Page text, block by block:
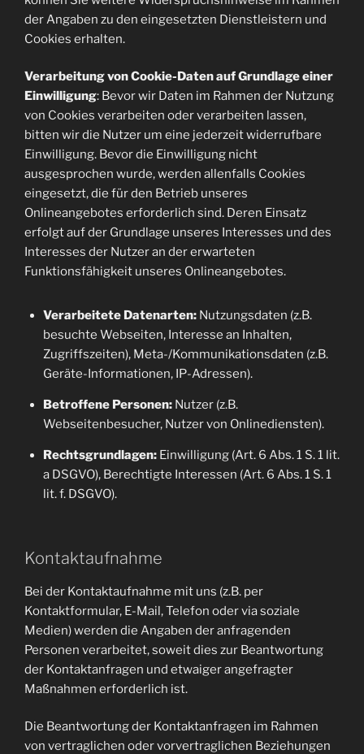
der Angaben zu den eingesetzten Dienstleistern und
Cookies erhalten.
Verarbeitung von Cookie-Daten auf Grundlage einer
Einwilligung: Bevor wir Daten im Rahmen der Nutzung
von Cookies verarbeiten oder verarbeiten lassen,
bitten wir die Nutzer um eine jederzeit widerrufbare
Einwilligung. Bevor die Einwilligung nicht
ausgesprochen wurde, werden allenfalls Cookies
eingesetzt, die für den Betrieb unseres
Onlineangebotes erforderlich sind. Deren Einsatz
erfolgt auf der Grundlage unseres Interesses und des
Interesses der Nutzer an der erwarteten
Funktionsfähigkeit unseres Onlineangebotes.
Verarbeitete Datenarten:Nutzungsdaten (z.B.
besuchte Webseiten, Interesse an Inhalten,
Zugriffszeiten), Meta-/Kommunikationsdaten (z.B.
Geräte-Informationen, IP-Adressen).
Betroffene Personen:Nutzer (z.B.
Webseitenbesucher, Nutzer von Onlinediensten).
Rechtsgrundlagen:Einwilligung (Art. 6 Abs. 1 S. 1 lit.
a DSGVO), Berechtigte Interessen (Art. 6 Abs. 1 S. 1
lit. f. DSGVO).
Kontaktaufnahme
Bei der Kontaktaufnahme mit uns (z.B. per
Kontaktformular, E-Mail, Telefon oder via soziale
Medien) werden die Angaben der anfragenden
Personen verarbeitet, soweit dies zur Beantwortung
der Kontaktanfragen und etwaiger angefragter
Maßnahmen erforderlich ist.
Die Beantwortung der Kontaktanfragen im Rahmen
von vertraglichen oder vorvertraglichen Beziehungen